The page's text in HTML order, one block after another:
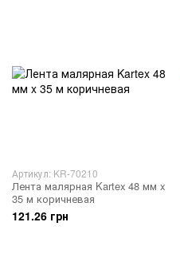
Артикул: KR-70210
Лента малярная Kartex 48 мм x
35 м коричневая
121.26 грн